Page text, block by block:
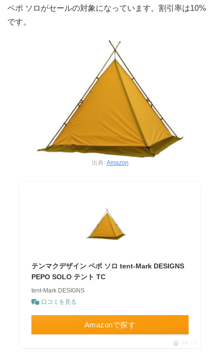
ペポ ソロがセールの対象になっています。割引率は10%
です。
出典: Amazon
テンマクデザイン ペポ ソロ tent-Mark DESIGNS
PEPO SOLO テント TC
tent-Mark DESIGNS
口コミを見る
Amazonで探す
ポチップ